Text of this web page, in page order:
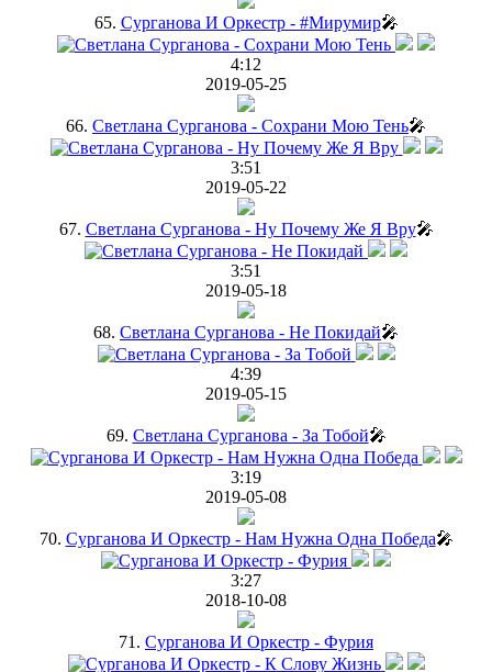
65. Сурганова И Оркестр - #Мирумир🎤
4:12
2019-05-25
66. Светлана Сурганова - Сохрани Мою Тень🎤
3:51
2019-05-22
67. Светлана Сурганова - Ну Почему Же Я Вру🎤
3:51
2019-05-18
68. Светлана Сурганова - Не Покидай🎤
4:39
2019-05-15
69. Светлана Сурганова - За Тобой🎤
3:19
2019-05-08
70. Сурганова И Оркестр - Нам Нужна Одна Победа🎤
3:27
2018-10-08
71. Сурганова И Оркестр - Фурия